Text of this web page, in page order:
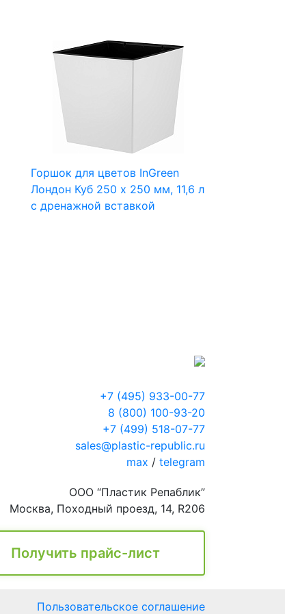
Горшок для цветов InGreen
Лондон Куб 250 х 250 мм, 11,6 л
c дренажной вставкой
+7 (495) 933-00-77
8 (800) 100-93-20
+7 (499) 518-07-77
sales@plastic-republic.ru
max / telegram
ООО “Пластик Репаблик”
Москва, Походный проезд, 14, R206
Получить прайс-лист
Пользовательское соглашение